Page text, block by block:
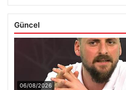
Güncel
06/08/2026